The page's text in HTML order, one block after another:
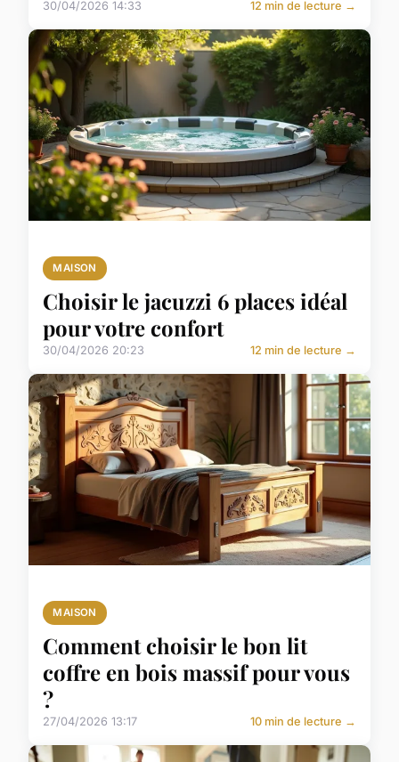
30/04/2026 14:33 12 min de lecture →
MAISON
Choisir le jacuzzi 6 places idéal
pour votre confort
30/04/2026 20:23 12 min de lecture →
MAISON
Comment choisir le bon lit
coffre en bois massif pour vous
?
27/04/2026 13:17 10 min de lecture →